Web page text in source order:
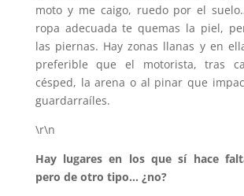
moto y me caigo, ruedo por el
ropa adecuada te quemas la piel,
las piernas. Hay zonas llanas y en
preferible que el motorista, tras
césped, la arena o al pinar que
guardarraíles.
\r\n
Hay lugares en los que sí hace
pero de otro tipo… ¿no?